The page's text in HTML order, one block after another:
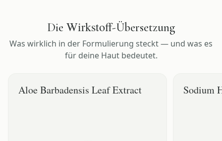
Die Wirkstoff-Übersetzung
Was wirklich in der Formulierung steckt — und was es
für deine Haut bedeutet.
Aloe Barbadensis Leaf Extract Sodium